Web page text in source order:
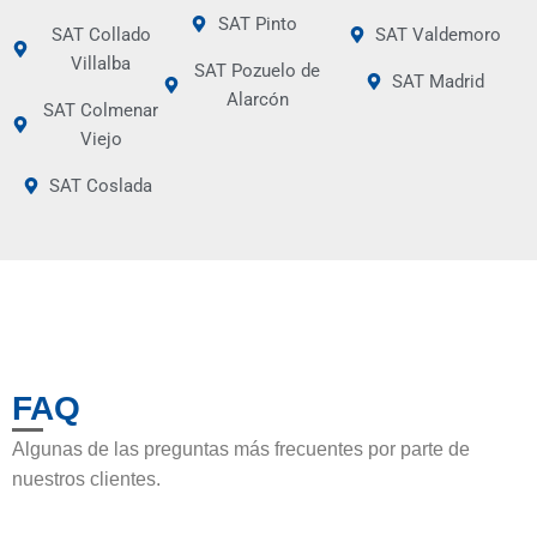
SAT Collado
Villalba
SAT Colmenar
Viejo
SAT Coslada
SAT Pinto
SAT Pozuelo de
Alarcón
SAT Valdemoro
SAT Madrid
FAQ
Algunas de las preguntas más frecuentes por parte de
nuestros clientes.